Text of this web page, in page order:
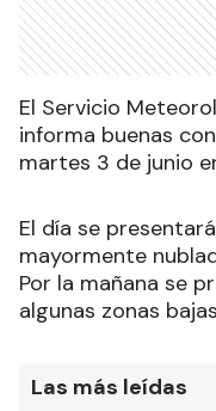
El Servicio
informa buenas
martes 3 de junio
El día se
mayormente
Por la mañana se
algunas zonas
Las más leídas